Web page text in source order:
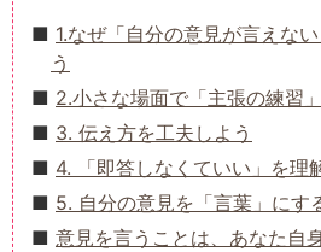
1.なぜ「自分の意見が言えな
う
2.小さな場面で「主張の練習
3. 伝え方を工夫しよう
4. 「即答しなくていい」を理
5. 自分の意見を「言葉」にす
意見を言うことは、あなた自